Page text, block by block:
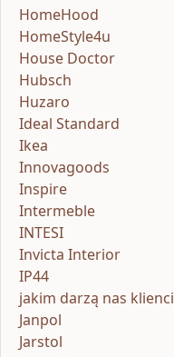
HomeHood
HomeStyle4u
House Doctor
Hubsch
Huzaro
Ideal Standard
Ikea
Innovagoods
Inspire
Intermeble
INTESI
Invicta Interior
IP44
jakim darzą nas klienci
Janpol
Jarstol